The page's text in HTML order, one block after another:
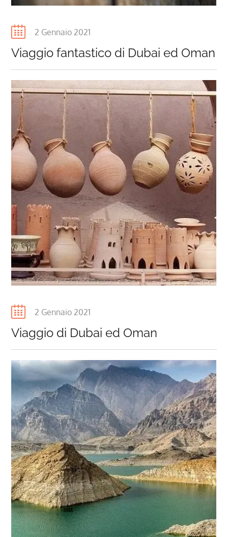
Posted
2 Gennaio 2021
Viaggio fantastico di Dubai ed Oman
Posted
2 Gennaio 2021
Viaggio di Dubai ed Oman